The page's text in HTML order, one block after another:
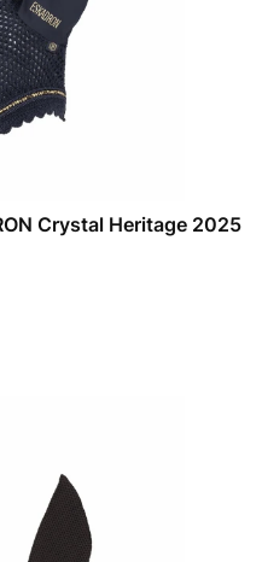
Crystal Heritage 2025